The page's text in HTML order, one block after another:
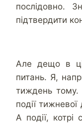
послідовно.
підтвердити
Але дещо в
питань. Я,
тиждень
події
А події,